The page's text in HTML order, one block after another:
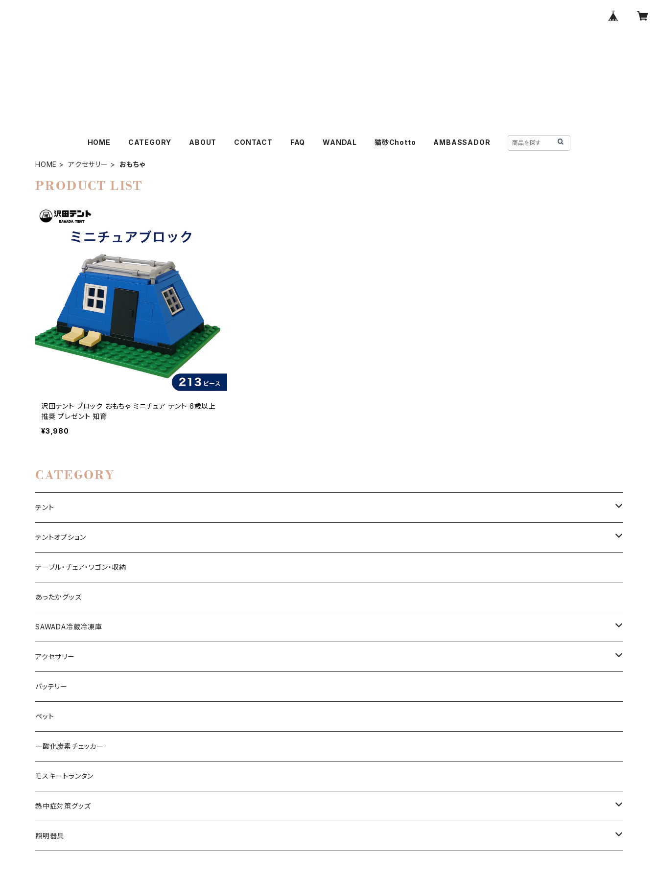
HOME CATEGORY ABOUT CONTACT FAQ WANDAL 猫砂Chotto AMBASSADOR
HOME アクセサリー おもちゃ
PRODUCT LIST
沢田テント ブロック おもちゃ ミニチュア テント 6歳以上
推奨 プレゼント 知育
¥3,980
CATEGORY
テント
1~3名（S）
4~6名（M）
6~8名（L）
テントオプション
タープ
サイドウォール
ヘキサタープ
グランドシート
ルーフカバー
雨避けカバー
雨ガッパ
テーブル・チェア・ワゴン・収納
あったかグッズ
SAWADA冷蔵冷凍庫
40L
60L
アクセサリー
キーホルダー
フレグランス
巾着袋
おもちゃ
ステッカー
その他
バッテリー
ペット
一酸化炭素チェッカー
モスキートランタン
熱中症対策グッズ
熱中症指数計
照明器具